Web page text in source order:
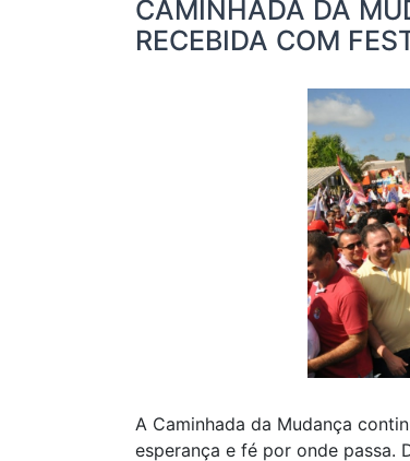
CAMINHADA DA
RECEBIDA COM
A Caminhada da Mudança
esperança e fé por onde passa.